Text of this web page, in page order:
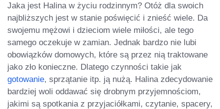
Jaka jest Halina w życiu rodzinnym? Otóż dla swoich
najbliższych jest w stanie poświęcić i znieść wiele. Da
swojemu mężowi i dzieciom wiele miłości, ale tego
samego oczekuje w zamian. Jednak bardzo nie lubi
obowiązków domowych, które są przez nią traktowane
jako zło konieczne. Dlatego czynności takie jak
gotowanie, sprzątanie itp. ją nużą. Halina zdecydowanie
bardziej woli oddawać się drobnym przyjemnościom,
jakimi są spotkania z przyjaciółkami, czytanie, spacery,